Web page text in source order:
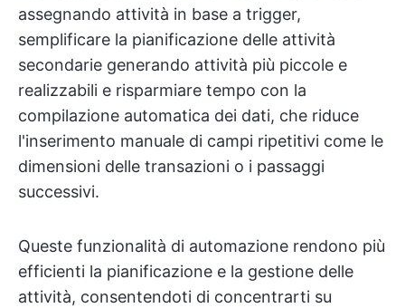
assegnando attività in base a trigger,
semplificare la pianificazione delle attività
secondarie generando attività più piccole e
realizzabili e risparmiare tempo con la
compilazione automatica dei dati, che riduce
l'inserimento manuale di campi ripetitivi come le
dimensioni delle transazioni o i passaggi
successivi.
Queste funzionalità di automazione rendono più
efficienti la pianificazione e la gestione delle
attività, consentendoti di concentrarti su